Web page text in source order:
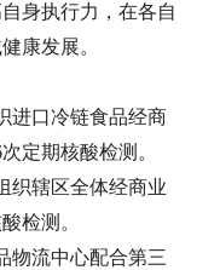
身执行力，在各自
康发展。
进口冷链食品经商
定期核酸检测。
织辖区全体经商业
检测。
物流中心配合第三